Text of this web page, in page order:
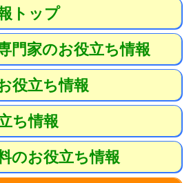
トップ
門家のお役立ち情報
役立ち情報
ち情報
のお役立ち情報